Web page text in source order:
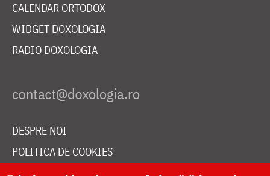
CALENDAR ORTODOX
WIDGET DOXOLOGIA
RADIO DOXOLOGIA
DESPRE NOI
POLITICA DE COOKIES
DONEAZĂ ONLINE PENTRU CATEDRALA NAȚIONALĂ